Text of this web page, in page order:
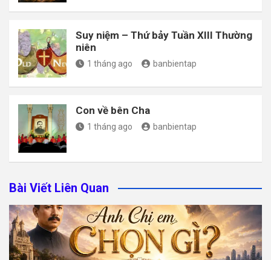
Suy niệm – Thứ bảy Tuần XIII Thường
niên
1 tháng ago banbientap
Con về bên Cha
1 tháng ago banbientap
Bài Viết Liên Quan